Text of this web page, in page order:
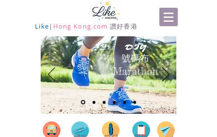
Like | Hong Kong.com 讚好香港
DIY
號碼布
Marathon